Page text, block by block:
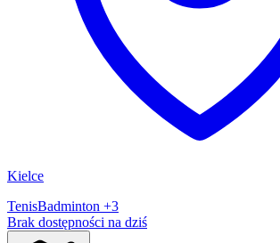
Kielce
TenisBadminton +3
Brak dostępności na dziś